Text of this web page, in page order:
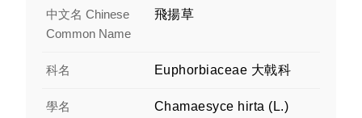
中文名 Chinese
Common Name
飛揚草
科名 Euphorbiaceae 大戟科
學名
Chamaesyce hirta (L.)